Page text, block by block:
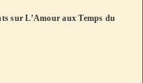
sur L’Amour aux Temps du